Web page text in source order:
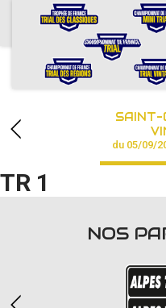
ACCUEIL
CALENDRIER
CHAMPIONNAT
RÉSULTATS
PHOTOS / VIDÉOS
PARTENAIRES
SAINT-
du 05/09/
TR 1
NOS